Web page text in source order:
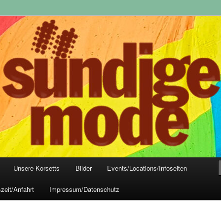
Frankfurt
Mode, Club- und Dark-Wear seit 2004
Unsere Korsetts Bilder Events/Locations/Infoseiten
Anfahrt Impressum/Datenschutz